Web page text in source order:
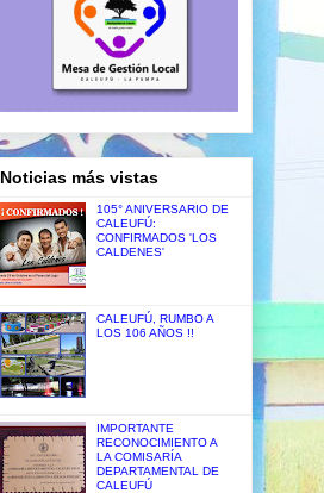
Noticias más vistas
105° ANIVERSARIO DE
CALEUFÚ:
CONFIRMADOS 'LOS
CALDENES'
CALEUFÚ, RUMBO A
LOS 106 AÑOS !!
IMPORTANTE
RECONOCIMIENTO A
LA COMISARÍA
DEPARTAMENTAL DE
CALEUFÚ